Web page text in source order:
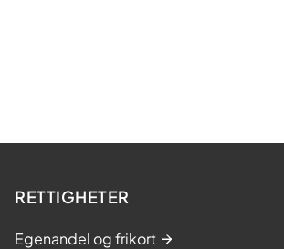
RETTIGHETER
Egenandel og frikort